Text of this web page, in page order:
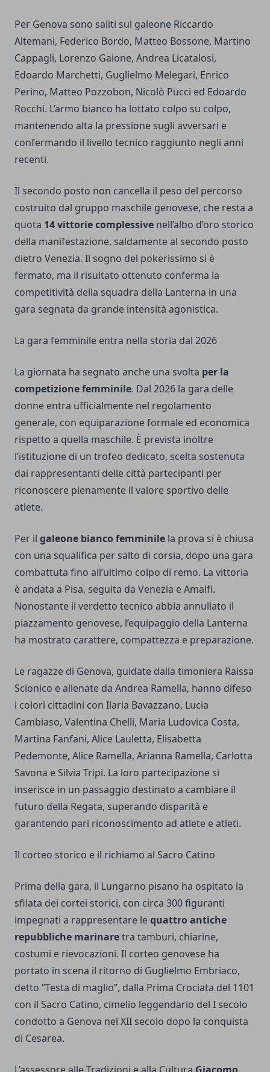
Per Genova sono saliti sul galeone Riccardo
Altemani, Federico Bordo, Matteo Bossone, Martino
Cappagli, Lorenzo Gaione, Andrea Licatalosi,
Edoardo Marchetti, Guglielmo Melegari, Enrico
Perino, Matteo Pozzobon, Nicolò Pucci ed Edoardo
Rocchi. L’armo bianco ha lottato colpo su colpo,
mantenendo alta la pressione sugli avversari e
confermando il livello tecnico raggiunto negli anni
recenti.
Il secondo posto non cancella il peso del percorso
costruito dal gruppo maschile genovese, che resta a
quota 14 vittorie complessive nell’albo d’oro storico
della manifestazione, saldamente al secondo posto
dietro Venezia. Il sogno del pokerissimo si è
fermato, ma il risultato ottenuto conferma la
competitività della squadra della Lanterna in una
gara segnata da grande intensità agonistica.
La gara femminile entra nella storia dal 2026
La giornata ha segnato anche una svolta per la
competizione femminile. Dal 2026 la gara delle
donne entra ufficialmente nel regolamento
generale, con equiparazione formale ed economica
rispetto a quella maschile. È prevista inoltre
l’istituzione di un trofeo dedicato, scelta sostenuta
dai rappresentanti delle città partecipanti per
riconoscere pienamente il valore sportivo delle
atlete.
Per il galeone bianco femminile la prova si è chiusa
con una squalifica per salto di corsia, dopo una gara
combattuta fino all’ultimo colpo di remo. La vittoria
è andata a Pisa, seguita da Venezia e Amalfi.
Nonostante il verdetto tecnico abbia annullato il
piazzamento genovese, l’equipaggio della Lanterna
ha mostrato carattere, compattezza e preparazione.
Le ragazze di Genova, guidate dalla timoniera Raissa
Scionico e allenate da Andrea Ramella, hanno difeso
i colori cittadini con Ilaria Bavazzano, Lucia
Cambiaso, Valentina Chelli, Maria Ludovica Costa,
Martina Fanfani, Alice Lauletta, Elisabetta
Pedemonte, Alice Ramella, Arianna Ramella, Carlotta
Savona e Silvia Tripi. La loro partecipazione si
inserisce in un passaggio destinato a cambiare il
futuro della Regata, superando disparità e
garantendo pari riconoscimento ad atlete e atleti.
Il corteo storico e il richiamo al Sacro Catino
Prima della gara, il Lungarno pisano ha ospitato la
sfilata dei cortei storici, con circa 300 figuranti
impegnati a rappresentare lequattro antiche
repubbliche marinaretra tamburi, chiarine,
costumi e rievocazioni. Il corteo genovese ha
portato in scena il ritorno di Guglielmo Embriaco,
detto “Testa di maglio”, dalla Prima Crociata del 1101
con il Sacro Catino, cimelio leggendario del I secolo
condotto a Genova nel XII secolo dopo la conquista
di Cesarea.
L’assessore alle Tradizioni e alla Cultura Giacomo